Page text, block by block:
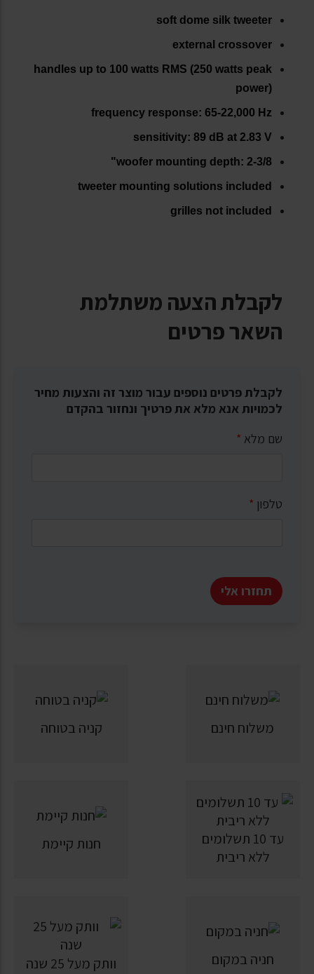
soft dome silk tweeter
external crossover
handles up to 100 watts RMS (250 watts peak
power)
frequency response: 65-22,000 Hz
sensitivity: 89 dB at 2.83 V
woofer mounting depth: 2-3/8"
tweeter mounting solutions included
grilles not included
לקבלת הצעה משתלמת
השאר פרטים
לקבלת פרטים נוספים עבור מוצר זה והצעות מחיר
לכמויות אנא מלא את פרטיך ונחזור בהקדם
שם מלא *
טלפון *
תחזרו אלי
משלוח חינם קניה בטוחה
עד 10 תשלומים
ללא ריבית
חנות קיימת
חניה במקום וותק מעל 25 שנה